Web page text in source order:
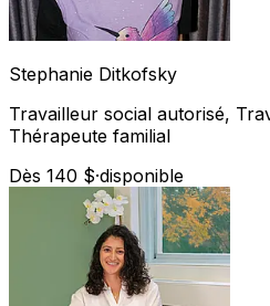
Stephanie Ditkofsky
Travailleur social autorisé,
Thérapeute familial
Dès 140 $·disponible